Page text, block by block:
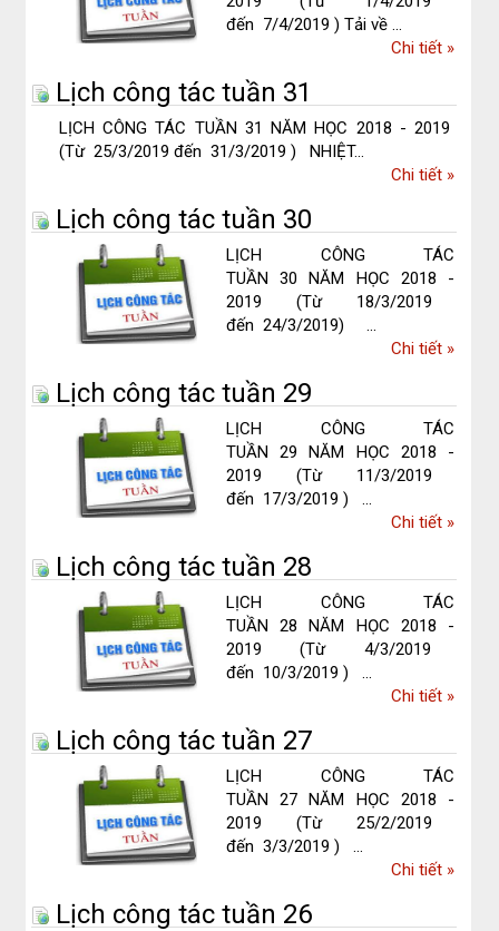
đến 7/4/2019 ) Tải về ...
Chi tiếtvề
tuần
»
Lịch công tác tuần 31
LỊCH CÔNG TÁC TUẦN 31 NĂM HỌC 2018 - 2019
(Từ 25/3/2019 đến 31/3/2019 ) NHIỆT...
Chi tiếtvề
tuần
»
Lịch công tác tuần 30
LỊCH CÔNG TÁC
TUẦN 30 NĂM HỌC 2018 -
2019 (Từ 18/3/2019
đến 24/3/2019) ...
Chi tiếtvề
tuần
»
Lịch công tác tuần 29
LỊCH CÔNG TÁC
TUẦN 29 NĂM HỌC 2018 -
2019 (Từ 11/3/2019
đến 17/3/2019 ) ...
Chi tiếtvề
tuần
»
Lịch công tác tuần 28
LỊCH CÔNG TÁC
TUẦN 28 NĂM HỌC 2018 -
2019 (Từ 4/3/2019
đến 10/3/2019 ) ...
Chi tiếtvề
tuần
»
Lịch công tác tuần 27
LỊCH CÔNG TÁC
TUẦN 27 NĂM HỌC 2018 -
2019 (Từ 25/2/2019
đến 3/3/2019 ) ...
Chi tiếtvề
»
Lịch công tác tuần 26